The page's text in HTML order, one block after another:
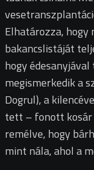
Elhatározza, hogy
bakancslistáját
hogy
megismerkedik a
Dogrul), a
tett – fonott kosár
remélve, hogy
mint nála, ahol a